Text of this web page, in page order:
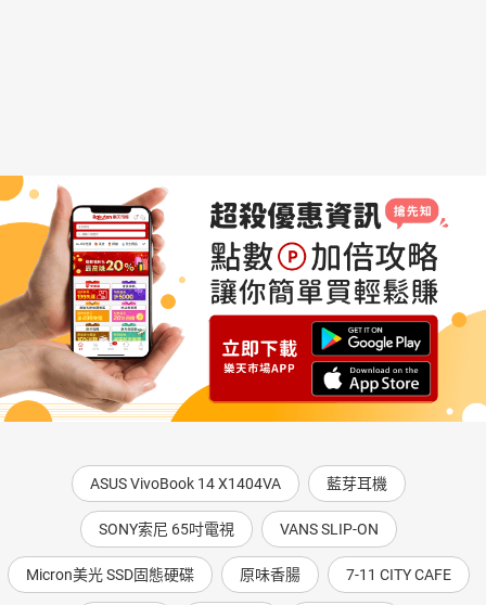
ASUS VivoBook 14 X1404VA 藍芽耳機
SONY索尼 65吋電視 VANS SLIP-ON
Micron美光 SSD固態硬碟 原味香腸 7-11 CITY CAFE